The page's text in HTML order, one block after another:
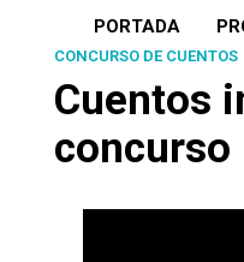
PORTADA
CONCURSO DE CUENTOS
Cuentos
concurso